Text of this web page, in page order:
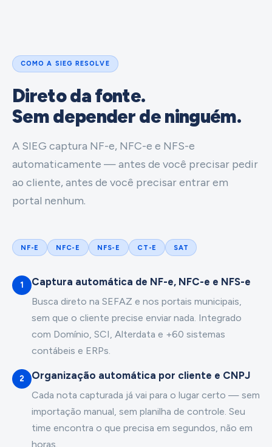
COMO A SIEG RESOLVE
Direto da fonte.
Sem depender de ninguém.
A SIEG captura NF-e, NFC-e e NFS-e
automaticamente — antes de você precisar pedir
ao cliente, antes de você precisar entrar em
portal nenhum.
NF-E NFC-E NFS-E CT-E SAT
1 Captura automática de NF-e, NFC-e e NFS-e
Busca direto na SEFAZ e nos portais municipais,
sem que o cliente precise enviar nada. Integrado
com Domínio, SCI, Alterdata e +60 sistemas
contábeis e ERPs.
2 Organização automática por cliente e CNPJ
Cada nota capturada já vai para o lugar certo — sem
importação manual, sem planilha de controle. Seu
time encontra o que precisa em segundos, não em
horas.